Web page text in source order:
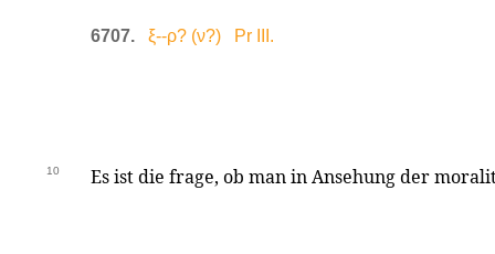
6707. ξ--ρ? (ν?) Pr III.
10 Es ist die frage, ob man in Ansehung der